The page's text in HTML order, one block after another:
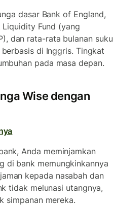
dasar Bank of England,
Fund (yang
dan rata-rata bulanan suku
di Inggris. Tingkat
pada masa depan.
Wise dengan
Anda meminjamkan
di bank memungkinkannya
kepada nasabah dan
tidak melunasi utangnya,
simpanan mereka.